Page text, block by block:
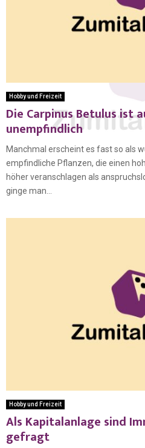
Hobby und Freizeit
Die Carpinus Betulus ist
unempfindlich
Manchmal erscheint es fast so als
empfindliche Pflanzen, die einen
höher veranschlagen als
ginge man...
Hobby und Freizeit
Als Kapitalanlage sind
gefragt